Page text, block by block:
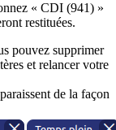
« CDI (941) »
restituées.
pouvez supprimer
et relancer votre
de la façon